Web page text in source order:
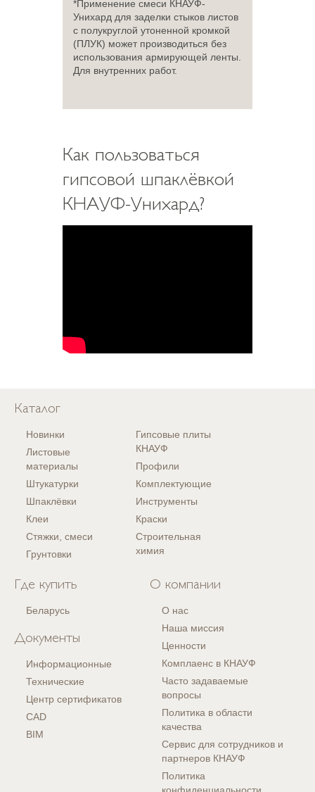
*Применение смеси КНАУФ-
Унихард для заделки стыков листов
с полукруглой утоненной кромкой
(ПЛУК) может производиться без
использования армирующей ленты.
Для внутренних работ.
Как пользоваться
гипсовой шпаклёвкой
КНАУФ-Унихард?
Каталог
Новинки
Листовые
материалы
Штукатурки
Шпаклёвки
Клеи
Стяжки, смеси
Грунтовки
Гипсовые плиты
КНАУФ
Профили
Комплектующие
Инструменты
Краски
Строительная
химия
Где купить
Беларусь
Документы
Информационные
Технические
Центр сертификатов
CAD
BIM
О компании
О нас
Наша миссия
Ценности
Комплаенс в КНАУФ
Часто задаваемые
вопросы
Политика в области
качества
Сервис для сотрудников и
партнеров КНАУФ
Политика